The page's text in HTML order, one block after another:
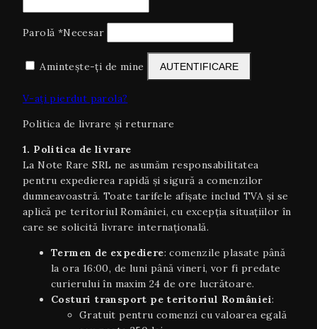
Parolă *Necesar
Amintește-ți de mine AUTENTIFICARE
V-ați pierdut parola?
Politica de livrare și returnare
1. Politica de livrare
La Note Rare SRL ne asumăm responsabilitatea
pentru expedierea rapidă și sigură a comenzilor
dumneavoastră. Toate tarifele afișate includ TVA și se
aplică pe teritoriul României, cu excepția situaţiilor în
care se solicită livrare internaţională.
Termen de expediere: comenzile plasate până
la ora 16:00, de luni până vineri, vor fi predate
curierului în maxim 24 de ore lucrătoare.
Costuri transport pe teritoriul României:
Gratuit pentru comenzi cu valoarea egală